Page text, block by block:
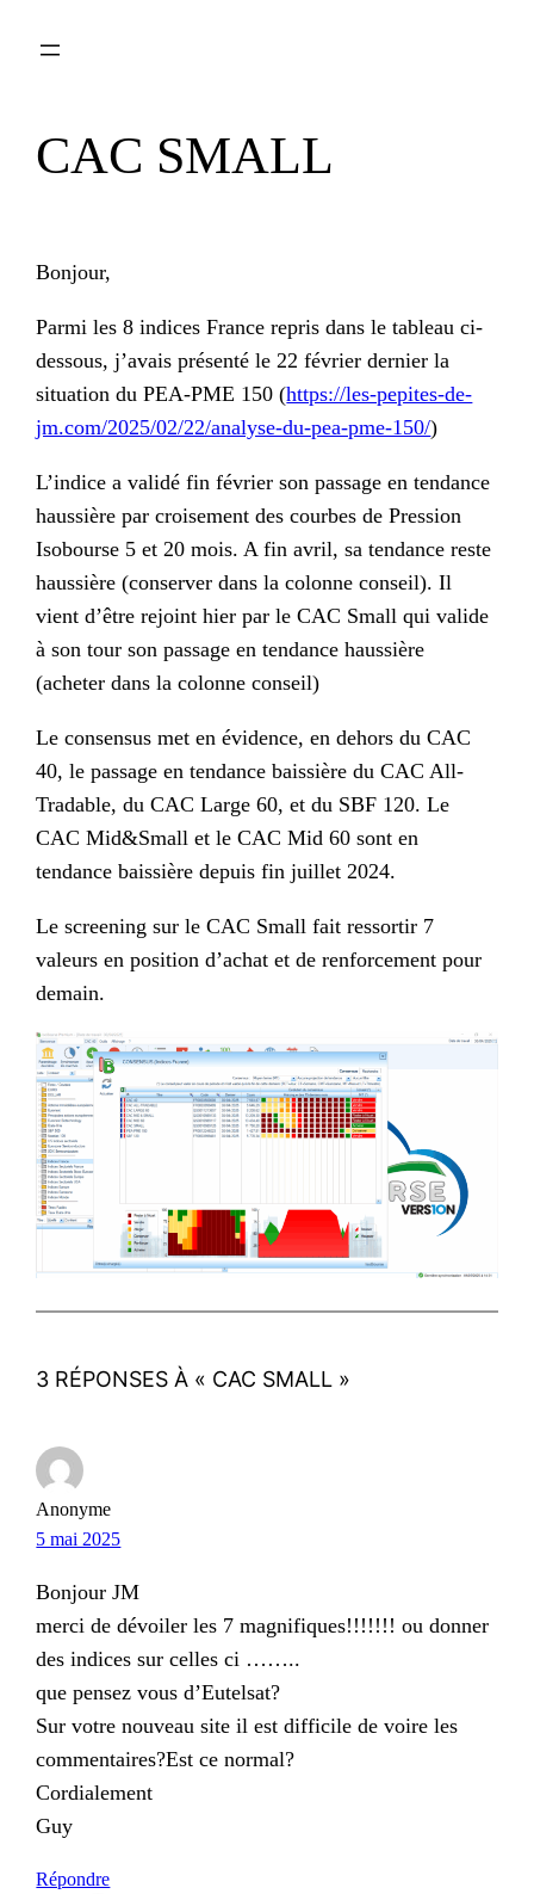
CAC SMALL
Bonjour,
Parmi les 8 indices France repris dans le tableau ci-
dessous, j’avais présenté le 22 février dernier la
situation du PEA-PME 150 (https://les-pepites-de-
jm.com/2025/02/22/analyse-du-pea-pme-150/)
L’indice a validé fin février son passage en tendance
haussière par croisement des courbes de Pression
Isobourse 5 et 20 mois. A fin avril, sa tendance reste
haussière (conserver dans la colonne conseil). Il
vient d’être rejoint hier par le CAC Small qui valide
à son tour son passage en tendance haussière
(acheter dans la colonne conseil)
Le consensus met en évidence, en dehors du CAC
40, le passage en tendance baissière du CAC All-
Tradable, du CAC Large 60, et du SBF 120. Le
CAC Mid&Small et le CAC Mid 60 sont en
tendance baissière depuis fin juillet 2024.
Le screening sur le CAC Small fait ressortir 7
valeurs en position d’achat et de renforcement pour
demain.
3 RÉPONSES À « CAC SMALL »
Anonyme
5 mai 2025
Bonjour JM
merci de dévoiler les 7 magnifiques!!!!!!! ou donner
des indices sur celles ci ……..
que pensez vous d’Eutelsat?
Sur votre nouveau site il est difficile de voire les
commentaires?Est ce normal?
Cordialement
Guy
Répondre